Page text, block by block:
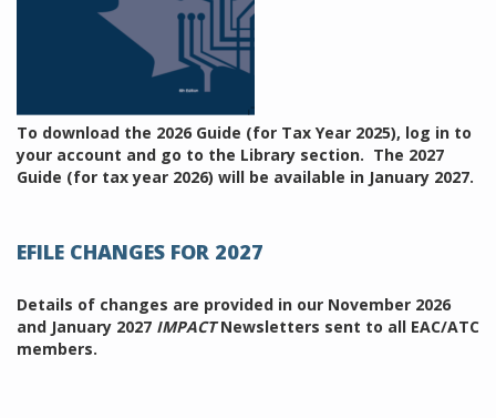
To download the 2026 Guide (for Tax Year 2025), log in to
your account and go to the Library section. The 2027
Guide (for tax year 2026) will be available in January 2027.
EFILE CHANGES FOR 2027
Details of changes are provided in our November 2026
and January 2027 IMPACTNewsletters sent to all EAC/ATC
members.